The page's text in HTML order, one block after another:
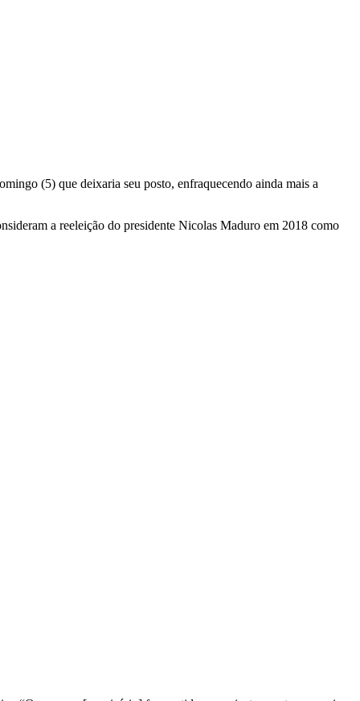
(5) que deixaria seu posto, enfraquecendo ainda mais a
a reeleição do presidente Nicolas Maduro em 2018 como